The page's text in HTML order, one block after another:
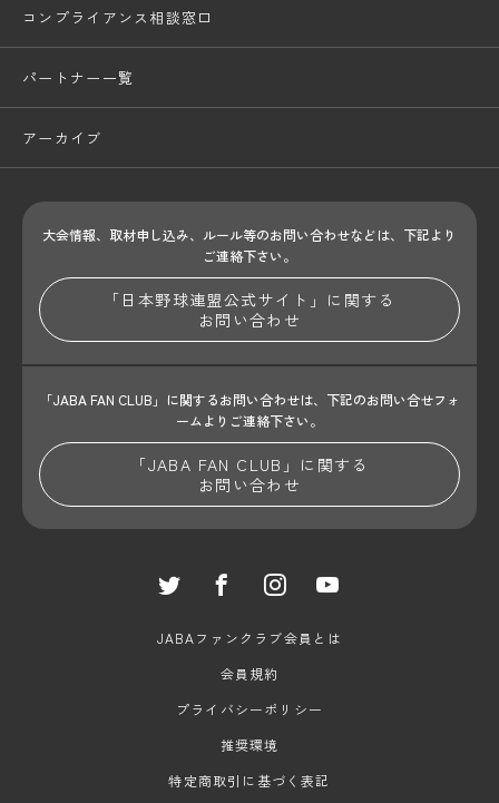
コンプライアンス相談窓口
パートナー一覧
アーカイブ
大会情報、取材申し込み、ルール等のお問い合わせなどは、下記より
ご連絡下さい。
「日本野球連盟公式サイト」に関する
お問い合わせ
「JABA FAN CLUB」に関するお問い合わせは、 下記のお問い合せフォ
ームよりご連絡下さい。
「JABA FAN CLUB」に関する
お問い合わせ
JABAファンクラブ会員とは
会員規約
プライバシーポリシー
推奨環境
特定商取引に基づく表記